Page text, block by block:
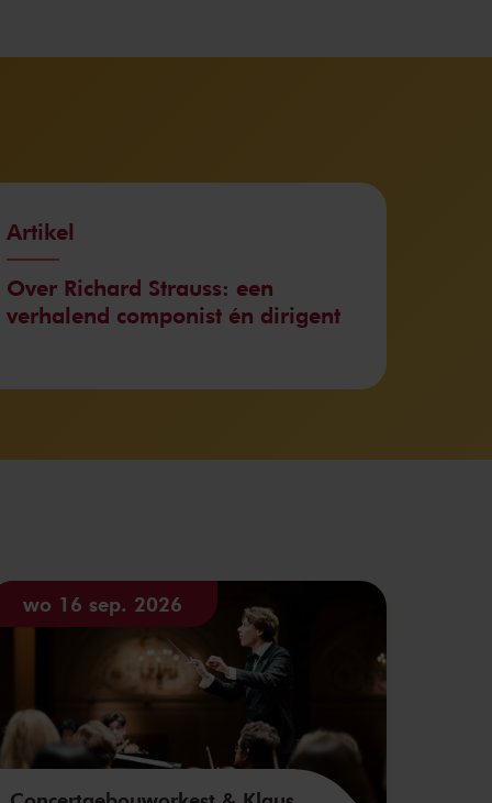
Artikel
Over Richard Strauss: een
verhalend componist én dirigent
wo 16 sep. 2026